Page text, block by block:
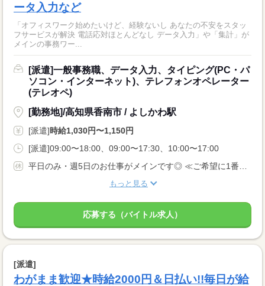
ータ入力など
「オフィスワーク始めたいけど、経験ないし あなたの不安をスタッ
フサービスが解決 電話応対ほとんどなし データ入力」や「集計」が
メインの事務ワー...
[派遣]一般事務職、データ入力、タイピング(PC・パ
ソコン・インターネット)、テレフォンオペレーター
(テレオペ)
[勤務地]/高知県香南市 / よしかわ駅
[派遣]時給1,030円〜1,150円
[派遣]09:00〜18:00、09:00〜17:30、10:00〜17:00
もっと見る
応募する（バイトル求人）
[派遣]
わがまま歓迎★時給2000円＆日払い!!毎日が給